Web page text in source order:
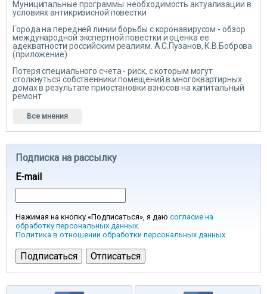
Муниципальные программы: необходимость актуализации в
условиях антикризисной повестки
Города на передней линии борьбы с коронавирусом - обзор
международной экспертной повестки и оценка ее
адекватности российским реалиям. А.С.Пузанов, К.В.Боброва
(приложение)
Потеря специального счета - риск, с которым могут
столкнуться собственники помещений в многоквартирных
домах в результате приостановки взносов на капитальный
ремонт
Все мнения
Подписка на рассылку
E-mail
Нажимая на кнопку «Подписаться», я даю согласие на
обработку персональных данных.
Политика в отношении обработки персональных данных